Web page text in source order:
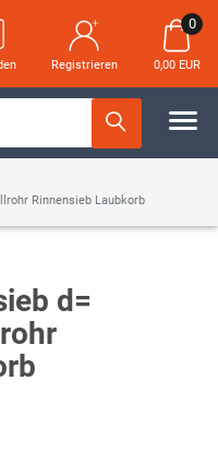
Registrieren
0
0,00 EUR
Rinnensieb Laubkorb
d=